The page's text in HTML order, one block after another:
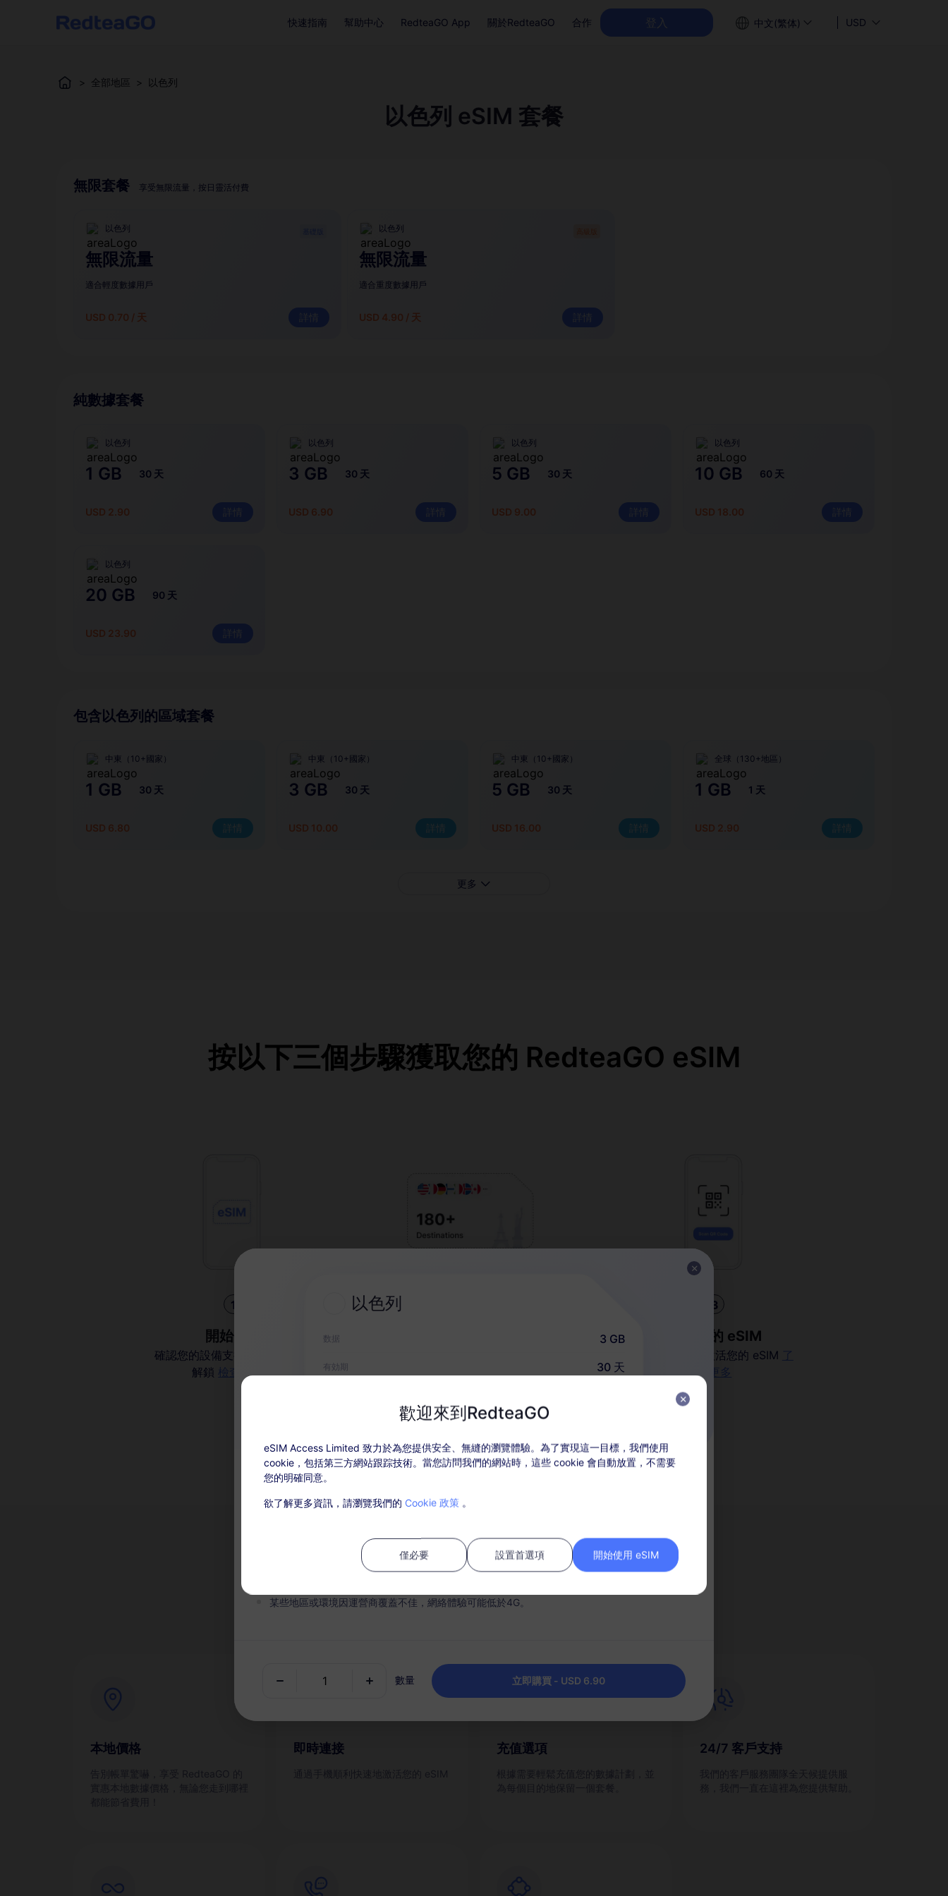
快速指南 幫助中心 RedteaGO App 關於RedteaGO 合作 登入 中文(繁体) USD
> 全部地區 > 以色列
以色列 eSIM 套餐
無限套餐 享受無限流量，按日靈活付費
以色列
無限流量
適合輕度數據用戶
USD 0.70 / 天 詳情
以色列
無限流量
適合重度數據用戶
USD 4.90 / 天 詳情
純數據套餐
以色列
1 GB 30 天
USD 2.90 詳情
以色列
3 GB 30 天
USD 6.90 詳情
以色列
5 GB 30 天
USD 9.00 詳情
以色列
10 GB 60 天
USD 18.00 詳情
以色列
20 GB 90 天
USD 23.90 詳情
包含以色列的區域套餐
中東（10+國家）
1 GB 30 天
USD 6.80 詳情
中東（10+國家）
3 GB 30 天
USD 10.00 詳情
中東（10+國家）
5 GB 30 天
USD 16.00 詳情
全球（130+地區）
1 GB 1 天
USD 2.90 詳情
更多
按以下三個步驟獲取您的 RedteaGO eSIM
1
開始使用
確認您的設備支持 eSIM 並且已
解鎖 檢查兼容性
3
安裝您的 eSIM
掃描二維碼以激活您的 eSIM
了
解更多
為什麼選擇 RedteaGO eSIM？
本地價格 即時連接 充值選項 24/7 客戶支持
以色列
数据 3 GB
有効期 30 天
本服務無需SIM卡，購買後請在30天內激活，過期未激活套餐將無法使用和退款；
在有效期內，套餐流量使用完畢，則會停止服務；
某些地區或環境因運營商覆蓋不佳，網絡體驗可能低於4G。
數量 立即購買 - USD 6.90
歡迎來到RedteaGO
eSIM Access Limited 致力於為您提供安全、無縫的瀏覽體驗。為了實現這一目標，我們使用
cookie，包括第三方網站跟踪技術。當您訪問我們的網站時，這些 cookie 會自動放置，不需要
您的明確同意。
欲了解更多資訊，請瀏覽我們的 Cookie 政策 。
僅必要 設置首選項 開始使用 eSIM